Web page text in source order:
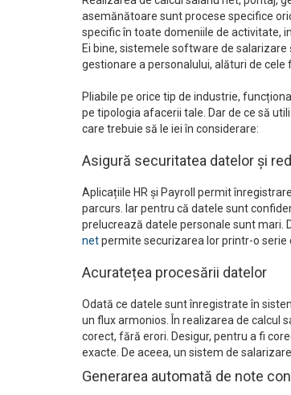
asemănătoare sunt procese specifice
specific în toate domeniile de activitate,
Ei bine, sistemele software de
gestionare a personalului, alături de cele
Pliabile pe orice tip de industrie,
pe tipologia afacerii tale. Dar de ce să
care trebuie să le iei în considerare:
Asigură securitatea datelor și
Aplicațiile HR și Payroll permit
parcurs. Iar pentru că datele sunt
prelucrează datele personale sunt mari.
netpermite securizarea lor printr-o serie
Acuratețea procesării datelor
Odată ce datele sunt înregistrate în
un flux armonios. În realizarea de calcul
corect, fără erori. Desigur, pentru a fi
exacte. De aceea, un sistem de
Generarea automată de note